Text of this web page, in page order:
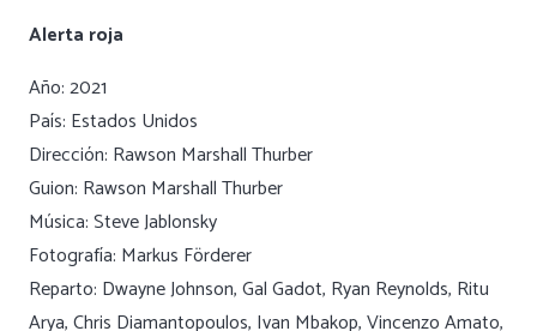
Alerta roja
Año: 2021
País: Estados Unidos
Dirección: Rawson Marshall Thurber
Guion: Rawson Marshall Thurber
Música: Steve Jablonsky
Fotografía: Markus Förderer
Reparto: Dwayne Johnson, Gal Gadot, Ryan Reynolds, Ritu
Arya, Chris Diamantopoulos, Ivan Mbakop, Vincenzo Amato,